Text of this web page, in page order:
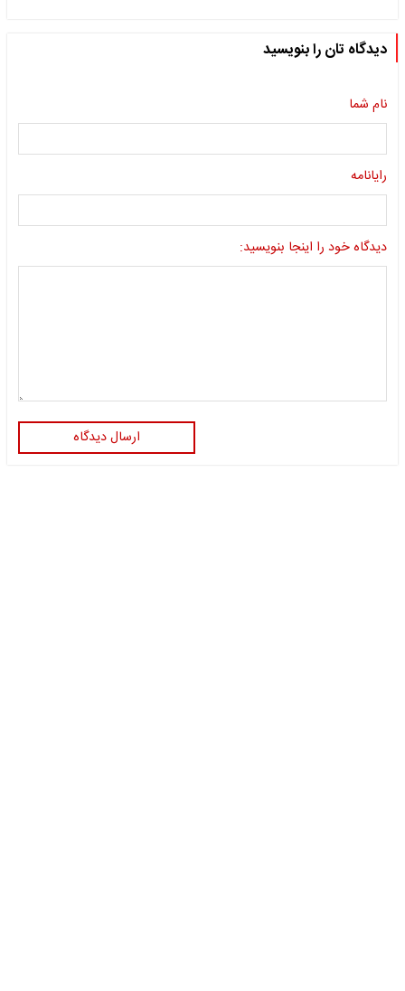
دیدگاه تان را بنویسید
نام شما
رایانامه
دیدگاه خود را اینجا بنویسید:
ارسال دیدگاه